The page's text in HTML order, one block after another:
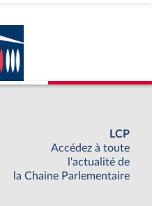
LCP
Accédez à toute
l'actualité de
la Chaine Parlementaire